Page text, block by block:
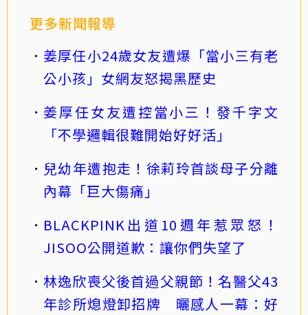
更多新聞報導
姜厚任小24歲女友遭爆「當小三有老
公小孩」女網友怒揭黑歷史
姜厚任女友遭控當小三！發千字文
「不學邏輯很難開始好好活」
兒幼年遭抱走！徐莉玲首談母子分離
內幕「巨大傷痛」
BLACKPINK出道10週年惹眾怒！
JISOO公開道歉：讓你們失望了
林逸欣喪父後首過父親節！名醫父43
年診所熄燈卸招牌 曬感人一幕：好